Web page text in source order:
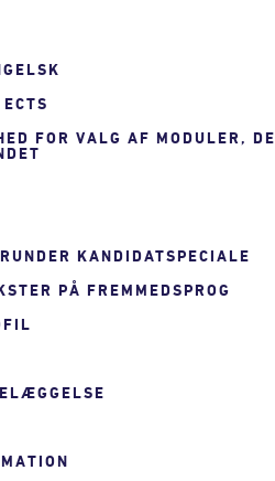
FOR VALG AF MODULER,
KANDIDATSPECIALE
PÅ FREMMEDSPROG